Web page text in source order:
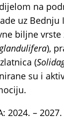
na
uz Bednju
biljne vrste
),
(
su i
2024. – 2027.